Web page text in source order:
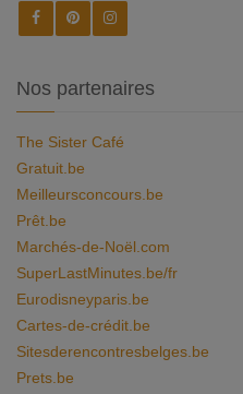
Nos partenaires
The Sister Café
Gratuit.be
Meilleursconcours.be
Prêt.be
Marchés-de-Noël.com
SuperLastMinutes.be/fr
Eurodisneyparis.be
Cartes-de-crédit.be
Sitesderencontresbelges.be
Prets.be